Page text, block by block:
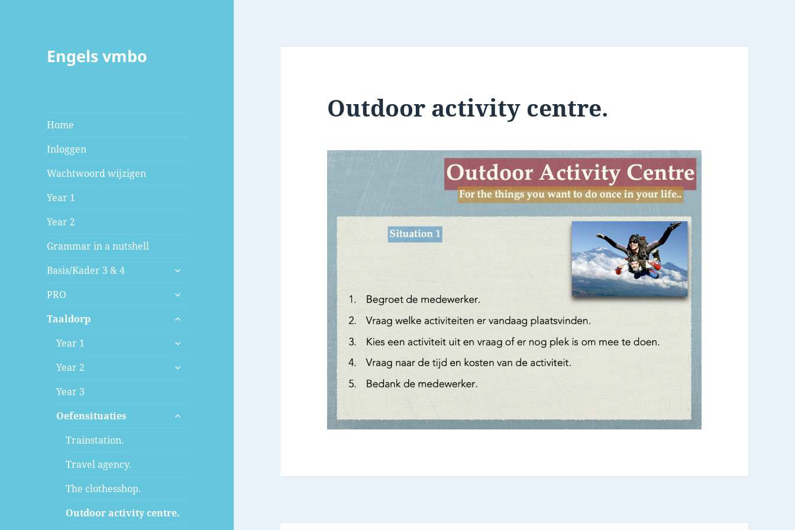
Engels vmbo
Home
Inloggen
Wachtwoord wijzigen
Year 1
Year 2
Grammar in a nutshell
Basis/Kader 3 & 4
submenu
PRO
submenu
Taaldorp
submenu
Year 1
submenu
Year 2
submenu
Year 3
Oefensituaties
submenu
Trainstation.
Travel agency.
The clothesshop.
Outdoor activity centre.
Outdoor activity centre.